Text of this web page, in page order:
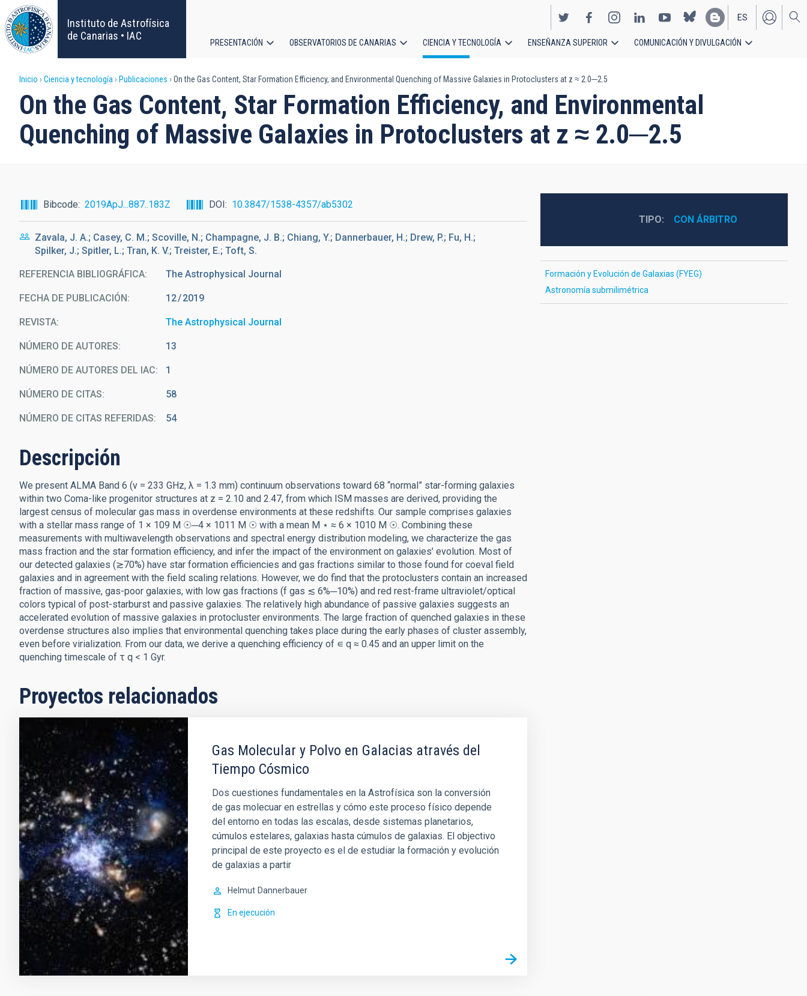
Pasar
al
contenido
principal
Instituto de Astrofísica
de Canarias • IAC
EN
ES
principal
PRESENTACIÓN OBSERVATORIOS DE CANARIAS CIENCIA Y TECNOLOGÍA ENSEÑANZA SUPERIOR COMUNICACIÓN Y DIVULGACIÓN
Sobrescribir
enlaces
de
a
la
navegación
Inicio Ciencia y tecnología Publicaciones On the Gas Content, Star Formation Efficiency, and Environmental Quenching of Massive Galaxies in Protoclusters at z ≈ 2.0─2.5
On the Gas Content, Star Formation Efficiency, and Environmental
Quenching of Massive Galaxies in Protoclusters at z ≈ 2.0─2.5
Bibcode 2019ApJ...887..183Z DOI 10.3847/1538-4357/ab5302
Zavala, J. A.; Casey, C. M.; Scoville, N.; Champagne, J. B.; Chiang, Y.; Dannerbauer, H.; Drew, P.; Fu, H.;
Spilker, J.; Spitler, L.; Tran, K. V.; Treister, E.; Toft, S.
REFERENCIA BIBLIOGRÁFICA The Astrophysical Journal
FECHA DE PUBLICACIÓN: 12 2019
REVISTA The Astrophysical Journal
NÚMERO DE AUTORES 13
NÚMERO DE AUTORES DEL IAC 1
NÚMERO DE CITAS 58
NÚMERO DE CITAS REFERIDAS 54
Descripción
We present ALMA Band 6 (ν = 233 GHz, λ = 1.3 mm) continuum observations toward 68 “normal” star-forming galaxies
within two Coma-like progenitor structures at z = 2.10 and 2.47, from which ISM masses are derived, providing the
largest census of molecular gas mass in overdense environments at these redshifts. Our sample comprises galaxies
with a stellar mass range of 1 × 109 M ☉─4 × 1011 M ☉ with a mean M ⋆ ≈ 6 × 1010 M ☉. Combining these
measurements with multiwavelength observations and spectral energy distribution modeling, we characterize the gas
mass fraction and the star formation efficiency, and infer the impact of the environment on galaxies’ evolution. Most of
our detected galaxies (≳70%) have star formation efficiencies and gas fractions similar to those found for coeval field
galaxies and in agreement with the field scaling relations. However, we do find that the protoclusters contain an increased
fraction of massive, gas-poor galaxies, with low gas fractions (f gas ≲ 6%─10%) and red rest-frame ultraviolet/optical
colors typical of post-starburst and passive galaxies. The relatively high abundance of passive galaxies suggests an
accelerated evolution of massive galaxies in protocluster environments. The large fraction of quenched galaxies in these
overdense structures also implies that environmental quenching takes place during the early phases of cluster assembly,
even before virialization. From our data, we derive a quenching efficiency of ∊ q ≈ 0.45 and an upper limit on the
quenching timescale of τ q < 1 Gyr.
Proyectos relacionados
Gas Molecular y Polvo en Galacias através del
Tiempo Cósmico
Dos cuestiones fundamentales en la Astrofísica son la conversión
de gas molecuar en estrellas y cómo este proceso físico depende
del entorno en todas las escalas, desde sistemas planetarios,
cúmulos estelares, galaxias hasta cúmulos de galaxias. El objectivo
principal de este proyecto es el de estudiar la formación y evolución
de galaxias a partir
Helmut Dannerbauer
En ejecución
TIPO CON ÁRBITRO
Formación y Evolución de Galaxias (FYEG)
Astronomía submilimétrica